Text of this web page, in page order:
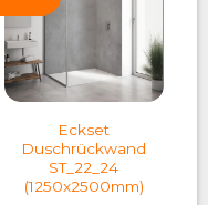
Eckset
Duschrückwand
ST_22_24
(1250x2500mm)